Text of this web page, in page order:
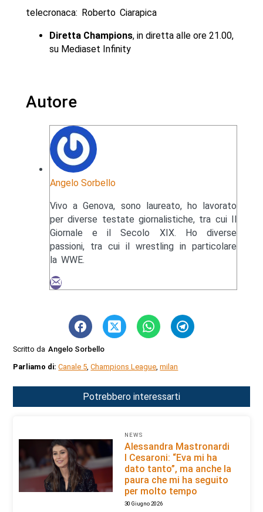
telecronaca: Roberto Ciarapica
Diretta Champions, in diretta alle ore 21.00,
su Mediaset Infinity
Autore
Angelo Sorbello
Vivo a Genova, sono laureato, ho lavorato
per diverse testate giornalistiche, tra cui Il
Giornale e il Secolo XIX. Ho diverse
passioni, tra cui il wrestling in particolare
la WWE.
Scritto da Angelo Sorbello
Parliamo di:Canale 5 ,Champions League ,milan
Potrebbero interessarti
NEWS
Alessandra Mastronardi
I Cesaroni: “Eva mi ha
dato tanto”, ma anche la
paura che mi ha seguito
per molto tempo
30 Giugno 2026